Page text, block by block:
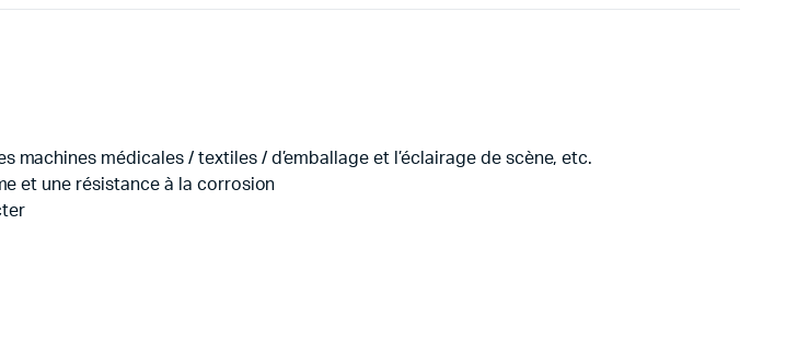
médicales / textiles / d’emballage et l’éclairage de scène, etc.
et une résistance à la corrosion